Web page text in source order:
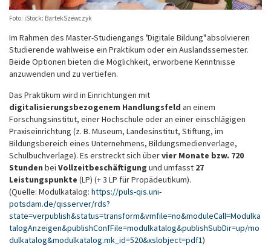
Foto: iStock: BartekSzewczyk
Im Rahmen des Master-Studiengangs "Digitale Bildung" absolvieren
Studierende wahlweise ein Praktikum oder ein Auslandssemester.
Beide Optionen bieten die Möglichkeit, erworbene Kenntnisse
anzuwenden und zu vertiefen.
Das Praktikum wird in Einrichtungen mit
digitalisierungsbezogenem Handlungsfeld an einem
Forschungsinstitut, einer Hochschule oder an einer einschlägigen
Praxiseinrichtung (z. B. Museum, Landesinstitut, Stiftung, im
Bildungsbereich eines Unternehmens, Bildungsmedienverlage,
Schulbuchverlage). Es erstreckt sich übervier Monate bzw. 720
Stunden bei Vollzeitbeschäftigung und umfasst 27
Leistungspunkte (LP) (+ 3 LP für Propädeutikum).
(Quelle: Modulkatalog: https://puls-qis.uni-
potsdam.de/qisserver/rds?
state=verpublish&status=transform&vmfile=no&moduleCall=Modulka
talogAnzeigen&publishConfFile=modulkatalog&publishSubDir=up/mo
dulkatalog&modulkatalog.mk_id=520&xslobject=pdf1)